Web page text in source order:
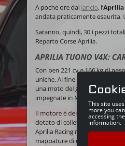
A poche ore dal lancio, l’Aprilia
andata praticamente
Saranno, quindi, 30 i pezzi
Reparto Corse Aprilia.
APRILIA TUONO V4X:
Con ben 221 cv e 166 kgdi
uniche. Al fine di aumentare
una moto del genere una
impegnate in MotoGP.
Il motore è derivato dall’unità
dotato di collettori in titanio e
Aprilia Racing nella MotoGP.
mappature di controllo motore
This site
more you
accessing
information.